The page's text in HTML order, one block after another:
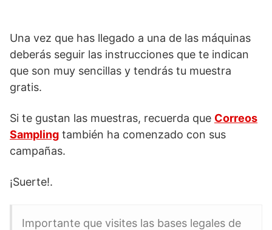
Una vez que has llegado a una de las máquinas
deberás seguir las instrucciones que te indican
que son muy sencillas y tendrás tu muestra
gratis.
Si te gustan las muestras, recuerda que Correos
Sampling también ha comenzado con sus
campañas.
¡Suerte!.
Importante que visites las bases legales de